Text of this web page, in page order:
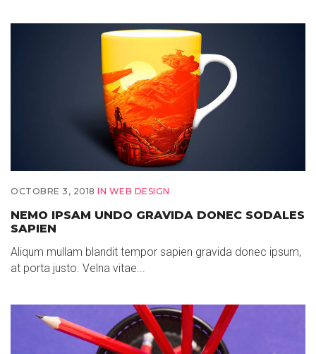
OCTOBRE 3, 2018 IN WEB DESIGN
NEMO IPSAM UNDO GRAVIDA DONEC SODALES
SAPIEN
Aliqum mullam blandit tempor sapien gravida donec ipsum,
at porta justo. Velna vitae...